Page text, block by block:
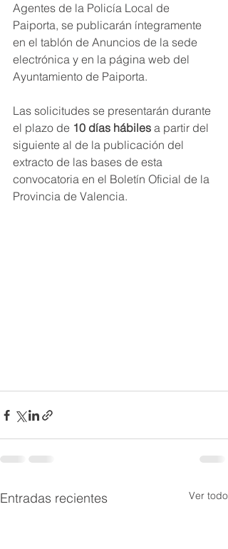
Agentes de la Policía Local de
Paiporta, se publicarán íntegramente
en el tablón de Anuncios de la sede
electrónica y en la página web del
Ayuntamiento de Paiporta.
Las solicitudes se presentarán durante
el plazo de 10 días hábiles a partir del
siguiente al de la publicación del
extracto de las bases de esta
convocatoria en el Boletín Oficial de la
Provincia de Valencia.
Entradas recientes Ver todo